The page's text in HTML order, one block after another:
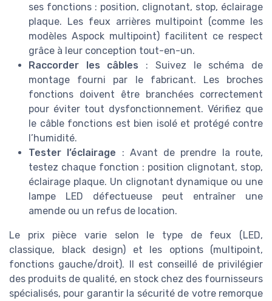
ses fonctions : position, clignotant, stop, éclairage
plaque. Les feux arrières multipoint (comme les
modèles Aspock multipoint) facilitent ce respect
grâce à leur conception tout-en-un.
Raccorder les câbles : Suivez le schéma de
montage fourni par le fabricant. Les broches
fonctions doivent être branchées correctement
pour éviter tout dysfonctionnement. Vérifiez que
le câble fonctions est bien isolé et protégé contre
l’humidité.
Tester l’éclairage : Avant de prendre la route,
testez chaque fonction : position clignotant, stop,
éclairage plaque. Un clignotant dynamique ou une
lampe LED défectueuse peut entraîner une
amende ou un refus de location.
Le prix pièce varie selon le type de feux (LED,
classique, black design) et les options (multipoint,
fonctions gauche/droit). Il est conseillé de privilégier
des produits de qualité, en stock chez des fournisseurs
spécialisés, pour garantir la sécurité de votre remorque